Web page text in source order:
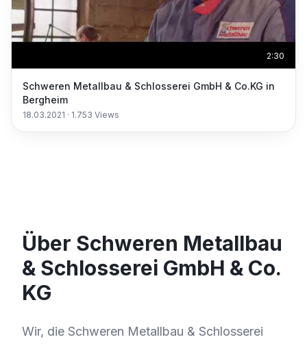
2:30
Schweren Metallbau & Schlosserei GmbH & Co.KG in
Bergheim
18.03.2021 · 1.753 Views
Über Schweren Metallbau
& Schlosserei GmbH & Co.
KG
Wir, die Schweren Metallbau & Schlosserei